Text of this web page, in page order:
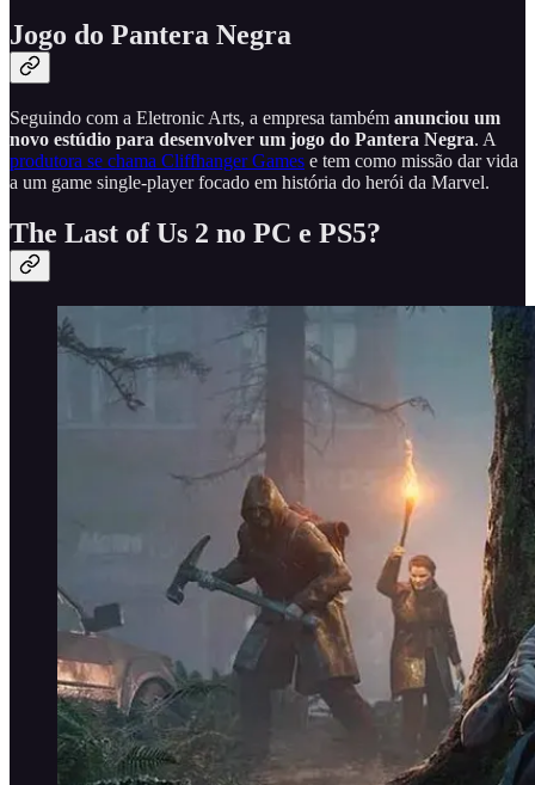
Jogo do Pantera Negra
Seguindo com a Eletronic Arts, a empresa também anunciou um
novo estúdio para desenvolver um jogo do Pantera Negra. A
produtora se chama Cliffhanger Games e tem como missão dar vida
a um game single-player focado em história do herói da Marvel.
The Last of Us 2 no PC e PS5?